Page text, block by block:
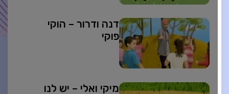
דנה ודרור – הוקי
פוקי
מיקי ואלי – יש לנו